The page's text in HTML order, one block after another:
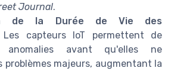
Journal.
de la Durée de Vie des
capteurs IoT permettent de
avant qu'elles ne
problèmes majeurs, augmentant la